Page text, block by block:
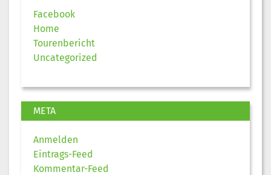
Facebook
Home
Tourenbericht
Uncategorized
META
Anmelden
Eintrags-Feed
Kommentar-Feed